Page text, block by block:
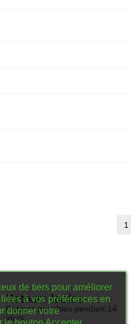
Retours faciles
Retours possibles pendant 14
jours
de tiers pour améliorer
à vos préférences en
donner votre